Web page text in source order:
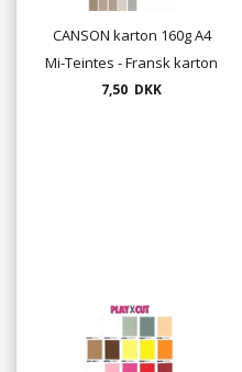
CANSON karton 160g A4
Mi-Teintes - Fransk karton
(enkelt ark)
7,50 DKK